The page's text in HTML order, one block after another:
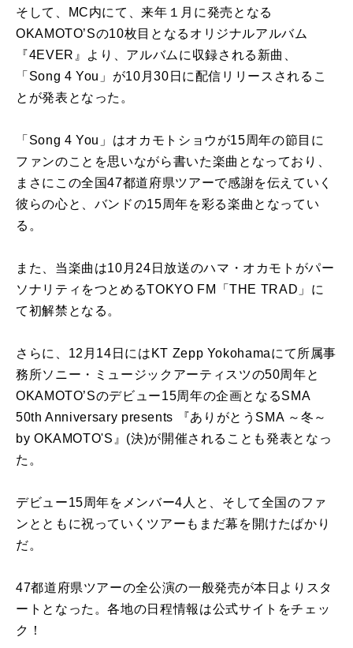
そして、MC内にて、来年１月に発売となる
OKAMOTO’Sの10枚目となるオリジナルアルバム
『4EVER』より、アルバムに収録される新曲、
「Song 4 You」が10月30日に配信リリースされるこ
とが発表となった。
「Song 4 You」はオカモトショウが15周年の節目に
ファンのことを思いながら書いた楽曲となっており、
まさにこの全国47都道府県ツアーで感謝を伝えていく
彼らの心と、バンドの15周年を彩る楽曲となってい
る。
また、当楽曲は10月24日放送のハマ・オカモトがパー
ソナリティをつとめるTOKYO FM「THE TRAD」に
て初解禁となる。
さらに、12月14日にはKT Zepp Yokohamaにて所属事
務所ソニー・ミュージックアーティスツの50周年と
OKAMOTO’Sのデビュー15周年の企画となるSMA
50th Anniversary presents 『ありがとうSMA ～冬～
by OKAMOTO'S』(決)が開催されることも発表となっ
た。
デビュー15周年をメンバー4人と、そして全国のファ
ンとともに祝っていくツアーもまだ幕を開けたばかり
だ。
47都道府県ツアーの全公演の一般発売が本日よりスタ
ートとなった。各地の日程情報は公式サイトをチェッ
ク！